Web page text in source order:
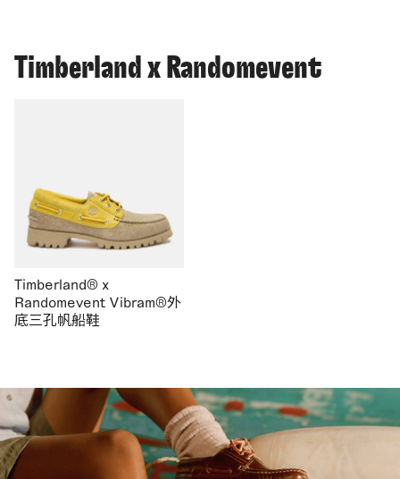
Timberland x Randomevent
Timberland® x
Randomevent Vibram®外
底三孔帆船鞋